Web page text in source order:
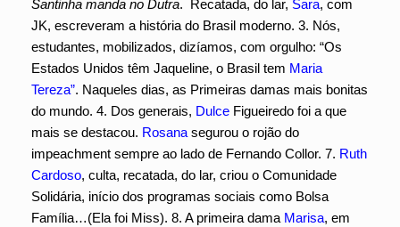
Santinha manda no Dutra. Recatada, do lar, Sara, com
JK, escreveram a história do Brasil moderno. 3. Nós,
estudantes, mobilizados, dizíamos, com orgulho: “Os
Estados Unidos têm Jaqueline, o Brasil tem Maria
Tereza”. Naqueles dias, as Primeiras damas mais bonitas
do mundo. 4. Dos generais, Dulce Figueiredo foi a que
mais se destacou. Rosana segurou o rojão do
impeachment sempre ao lado de Fernando Collor. 7. Ruth
Cardoso, culta, recatada, do lar, criou o Comunidade
Solidária, início dos programas sociais como Bolsa
Família…(Ela foi Miss). 8. A primeira dama Marisa, em